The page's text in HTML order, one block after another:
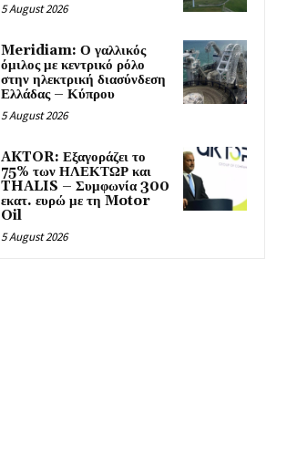
5 August 2026
Meridiam: Ο γαλλικός
όμιλος με κεντρικό ρόλο
στην ηλεκτρική διασύνδεση
Ελλάδας – Κύπρου
5 August 2026
AKTOR: Εξαγοράζει το
75% των ΗΛΕΚΤΩΡ και
THALIS – Συμφωνία 300
εκατ. ευρώ με τη Motor
Oil
5 August 2026